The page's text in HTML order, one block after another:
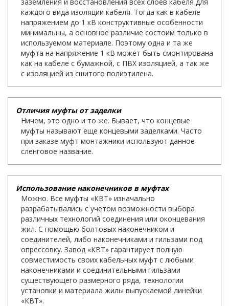
каждого вида изоляции кабеля. Тогда как в кабеле
напряжением до 1 кВ конструктивные особенности
минимальны, а основное различие состоим только в
используемом материале. Поэтому одна и та же
муфта на напряжение 1 кВ может быть смонтирована
как на кабеле с бумажной, с ПВХ изоляцией, а так же
с изоляцией из сшитого полиэтилена.
Отличия муфты от заделки
Ничем, это одно и то же. Бывает, что концевые
муфты называют еще концевыми заделками. Часто
при заказе муфт монтажники используют данное
сленговое название.
Использование наконечников в муфтах
Можно. Все муфты «КВТ» изначально
разрабатывались с учетом возможности выбора
различных технологий соединения или оконцевания
жил. С помощью болтовых наконечником и
соединителей, либо наконечниками и гильзами под
опрессовку. Завод «КВТ» гарантирует полную
совместимость своих кабельных муфт с любыми
наконечниками и соединительными гильзами
существующего размерного ряда, технологии
установки и материала жилы выпускаемой линейки
«КВТ».